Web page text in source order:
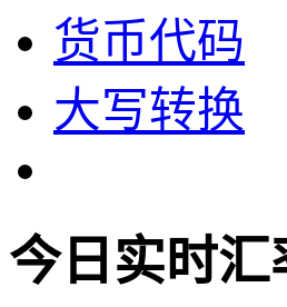
货币代码
大写转换
今日实时汇